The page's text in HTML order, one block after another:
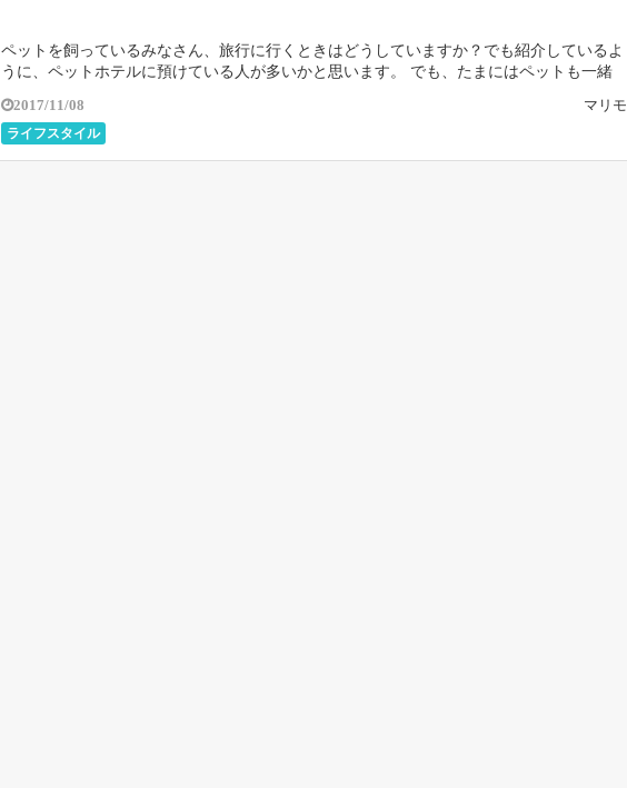
ペットを飼っているみなさん、旅行に行くときはどうしていますか？でも紹介しているよ
うに、ペットホテルに預けている人が多いかと思います。 でも、たまにはペットも一緒
2017/11/08
ライフスタイル
マリモ